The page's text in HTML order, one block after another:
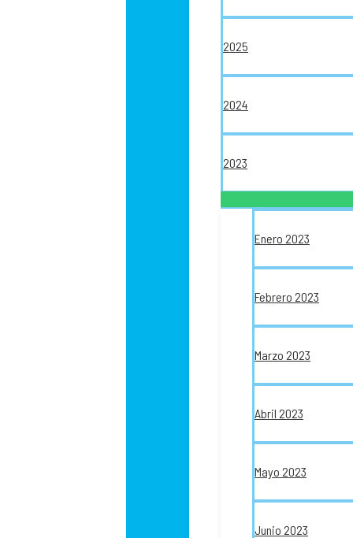
2025
2024
2023
Enero 2023
Febrero 2023
Marzo 2023
Abril 2023
Mayo 2023
Junio 2023